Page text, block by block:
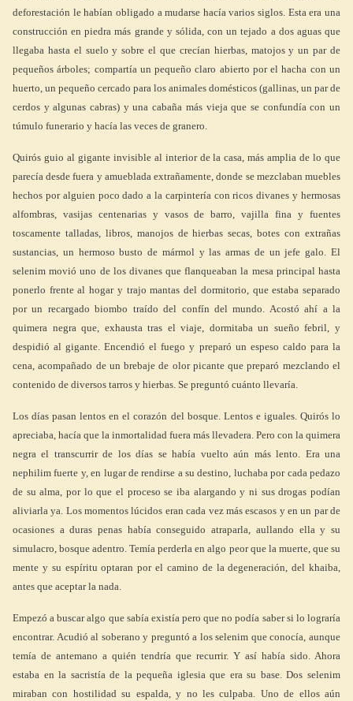
deforestación le habían obligado a mudarse hacía varios siglos. Esta era una
construcción en piedra más grande y sólida, con un tejado a dos aguas que
llegaba hasta el suelo y sobre el que crecían hierbas, matojos y un par de
pequeños árboles; compartía un pequeño claro abierto por el hacha con un
huerto, un pequeño cercado para los animales domésticos (gallinas, un par de
cerdos y algunas cabras) y una cabaña más vieja que se confundía con un
túmulo funerario y hacía las veces de granero.
Quirós guio al gigante invisible al interior de la casa, más amplia de lo que
parecía desde fuera y amueblada extrañamente, donde se mezclaban muebles
hechos por alguien poco dado a la carpintería con ricos divanes y hermosas
alfombras, vasijas centenarias y vasos de barro, vajilla fina y fuentes
toscamente talladas, libros, manojos de hierbas secas, botes con extrañas
sustancias, un hermoso busto de mármol y las armas de un jefe galo. El
selenim movió uno de los divanes que flanqueaban la mesa principal hasta
ponerlo frente al hogar y trajo mantas del dormitorio, que estaba separado
por un recargado biombo traído del confín del mundo. Acostó ahí a la
quimera negra que, exhausta tras el viaje, dormitaba un sueño febril, y
despidió al gigante. Encendió el fuego y preparó un espeso caldo para la
cena, acompañado de un brebaje de olor picante que preparó mezclando el
contenido de diversos tarros y hierbas. Se preguntó cuánto llevaría.
Los días pasan lentos en el corazón del bosque. Lentos e iguales. Quirós lo
apreciaba, hacía que la inmortalidad fuera más llevadera. Pero con la quimera
negra el transcurrir de los días se había vuelto aún más lento. Era una
nephilim fuerte y, en lugar de rendirse a su destino, luchaba por cada pedazo
de su alma, por lo que el proceso se iba alargando y ni sus drogas podían
aliviarla ya. Los momentos lúcidos eran cada vez más escasos y en un par de
ocasiones a duras penas había conseguido atraparla, aullando ella y su
simulacro, bosque adentro. Temía perderla en algo peor que la muerte, que su
mente y su espíritu optaran por el camino de la degeneración, del khaiba,
antes que aceptar la nada.
Empezó a buscar algo que sabía existía pero que no podía saber si lo lograría
encontrar. Acudió al soberano y preguntó a los selenim que conocía, aunque
temía de antemano a quién tendría que recurrir. Y así había sido. Ahora
estaba en la sacristía de la pequeña iglesia que era su base. Dos selenim
miraban con hostilidad su espalda, y no les culpaba. Uno de ellos aún